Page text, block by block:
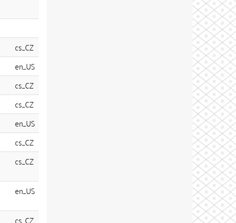
cs_CZ
en_US
cs_CZ
cs_CZ
en_US
cs_CZ
cs_CZ
en_US
cs_CZ